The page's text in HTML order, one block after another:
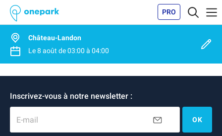
PRO
Château-Landon
Le8 août de03:00 à 04:00
Inscrivez-vous à notre newsletter :
E-mail OK